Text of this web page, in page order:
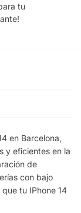
tu
en Barcelona,
y eficientes en la
de
con bajo
tu IPhone 14